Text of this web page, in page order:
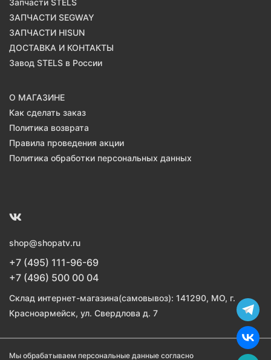
ЗАПЧАСТИ SEGWAY
ЗАПЧАСТИ HISUN
ДОСТАВКА И КОНТАКТЫ
Завод STELS в России
О МАГАЗИНЕ
Как сделать заказ
Политика возврата
Правила проведения акции
Политика обработки персональных данных
shop@shopatv.ru
+7 (495) 111-96-69
+7 (496) 500 00 04
Склад интернет-магазина(самовывоз): 141290, МО, г.
Красноармейск, ул. Свердлова д. 7
Мы обрабатываем персональные данные согласно